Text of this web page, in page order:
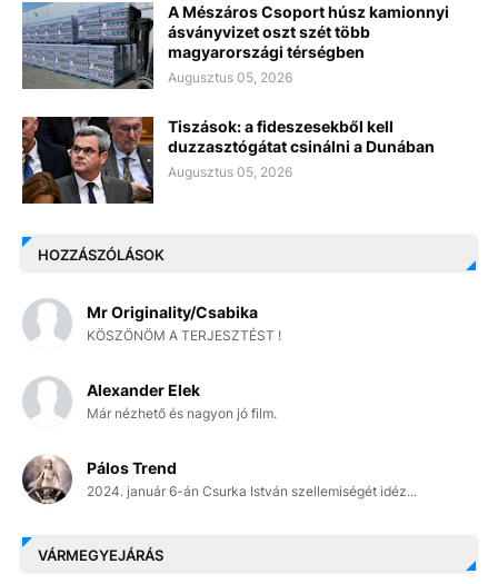
A Mészáros Csoport húsz kamionnyi
ásványvizet oszt szét több
magyarországi térségben
Augusztus 05, 2026
Tiszások: a fideszesekből kell
duzzasztógátat csinálni a Dunában
Augusztus 05, 2026
HOZZÁSZÓLÁSOK
Mr Originality/Csabika
KÖSZÖNÖM A TERJESZTÉST !
Alexander Elek
Már nézhető és nagyon jó film.
Pálos Trend
2024. január 6-án Csurka István szellemiségét idéz...
VÁRMEGYEJÁRÁS